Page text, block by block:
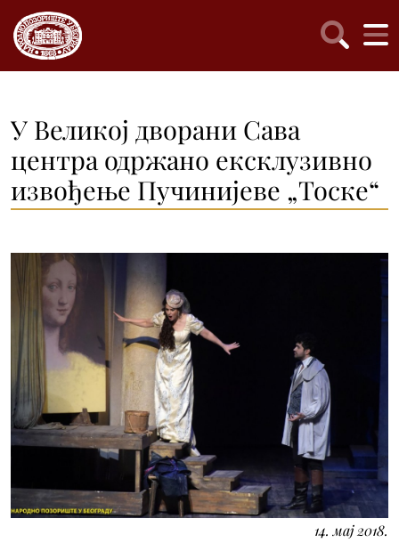
У Великој дворани Сава
центра одржано ексклузивно
извођење Пучинијеве „Тоске“
14. мај 2018.